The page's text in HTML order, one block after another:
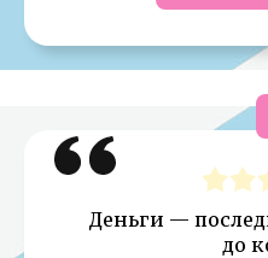
Деньги —
до